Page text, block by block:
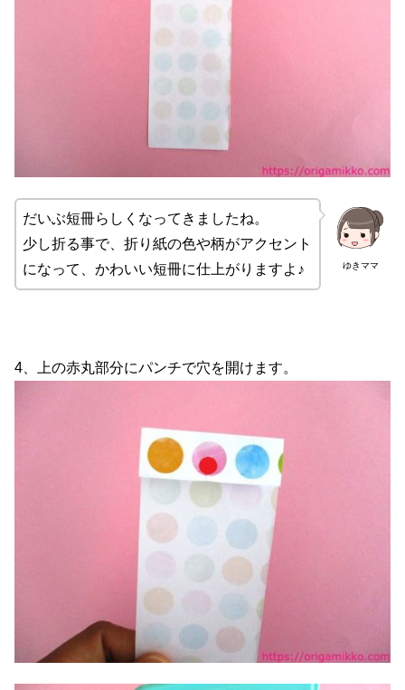
ゆきママ
だいぶ短冊らしくなってきましたね。
少し折る事で、折り紙の色や柄がアクセント
になって、かわいい短冊に仕上がりますよ♪
4、上の赤丸部分にパンチで穴を開けます。